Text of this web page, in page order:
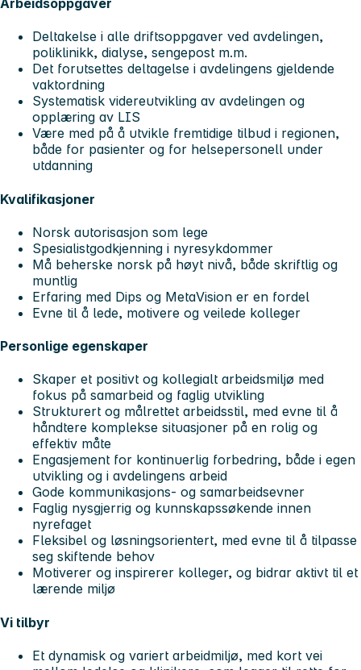
Arbeidsoppgaver
Deltakelse i alle driftsoppgaver ved avdelingen,
poliklinikk, dialyse, sengepost m.m.
Det forutsettes deltagelse i avdelingens gjeldende
vaktordning
Systematisk videreutvikling av avdelingen og
opplæring av LIS
Være med på å utvikle fremtidige tilbud i regionen,
både for pasienter og for helsepersonell under
utdanning
Kvalifikasjoner
Norsk autorisasjon som lege
Spesialistgodkjenning i nyresykdommer
Må beherske norsk på høyt nivå, både skriftlig og
muntlig
Erfaring med Dips og MetaVision er en fordel
Evne til å lede, motivere og veilede kolleger
Personlige egenskaper
Skaper et positivt og kollegialt arbeidsmiljø med
fokus på samarbeid og faglig utvikling
Strukturert og målrettet arbeidsstil, med evne til å
håndtere komplekse situasjoner på en rolig og
effektiv måte
Engasjement for kontinuerlig forbedring, både i egen
utvikling og i avdelingens arbeid
Gode kommunikasjons- og samarbeidsevner
Faglig nysgjerrig og kunnskapssøkende innen
nyrefaget
Fleksibel og løsningsorientert, med evne til å tilpasse
seg skiftende behov
Motiverer og inspirerer kolleger, og bidrar aktivt til et
lærende miljø
Vi tilbyr
Et dynamisk og variert arbeidmiljø, med kort vei